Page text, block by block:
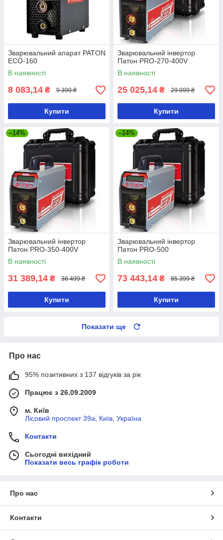
Зварювальний апарат PATON
ECO-160
В наявності
8 083,14 ₴ 9 399 ₴
Купити
Зварювальний інвертор
Патон PRO-270-400V
В наявності
25 025,14 ₴ 29 099 ₴
Купити
–14%
Зварювальний інвертор
Патон PRO-350-400V
В наявності
31 389,14 ₴ 36 499 ₴
Купити
–14%
Зварювальний інвертор
Патон PRO-500
В наявності
73 443,14 ₴ 85 399 ₴
Купити
Показати ще
Про нас
95% позитивних з 137 відгуків за рік
Працює з 26.09.2009
м. Київ
Лісовий проспект 39а, Київ, Україна
Контакти
Сьогодні вихідний
Показати весь графік роботи
Про нас
Контакти